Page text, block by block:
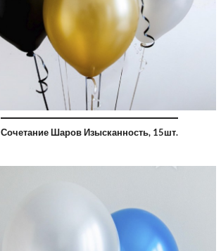
Сочетание Шаров Изысканность, 15шт.